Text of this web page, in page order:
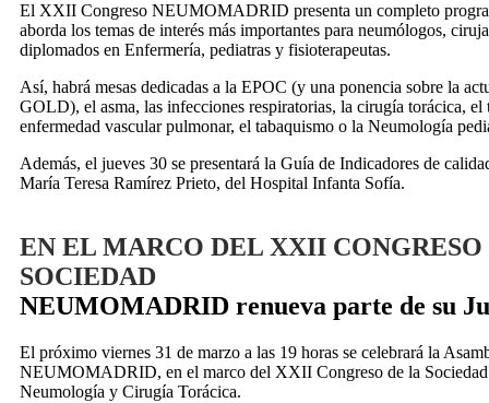
El XXII Congreso NEUMOMADRID presenta un completo
aborda los temas de interés más importantes para neumólogos,
diplomados en Enfermería, pediatras y fisioterapeutas.
Así, habrá mesas dedicadas a la EPOC (y una ponencia sobre la
GOLD), el asma, las infecciones respiratorias, la cirugía torácica, el
enfermedad vascular pulmonar, el tabaquismo o la Neumología
Además, el jueves 30 se presentará la Guía de Indicadores de
María Teresa Ramírez Prieto, del Hospital Infanta Sofía.
EN EL MARCO DEL XXII CONGRESO
SOCIEDAD
NEUMOMADRID renueva parte de su
El próximo viernes 31 de marzo a las 19 horas se celebrará la
NEUMOMADRID, en el marco del XXII Congreso de la
Neumología y Cirugía Torácica.